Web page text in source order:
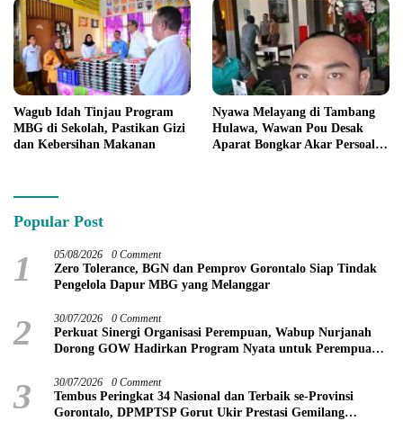
Wagub Idah Tinjau Program
MBG di Sekolah, Pastikan Gizi
dan Kebersihan Makanan
Nyawa Melayang di Tambang
Hulawa, Wawan Pou Desak
Aparat Bongkar Akar Persoalan
Popular Post
1 05/08/2026 0 Comment
Zero Tolerance, BGN dan Pemprov Gorontalo Siap Tindak
Pengelola Dapur MBG yang Melanggar
2 30/07/2026 0 Comment
Perkuat Sinergi Organisasi Perempuan, Wabup Nurjanah
Dorong GOW Hadirkan Program Nyata untuk Perempuan
3 30/07/2026 0 Comment
Tembus Peringkat 34 Nasional dan Terbaik se-Provinsi
Gorontalo, DPMPTSP Gorut Ukir Prestasi Gemilang